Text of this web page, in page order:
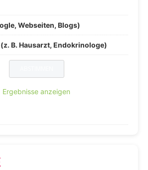
Webseiten, Blogs)
B. Hausarzt, Endokrinologe)
Ergebnisse anzeigen